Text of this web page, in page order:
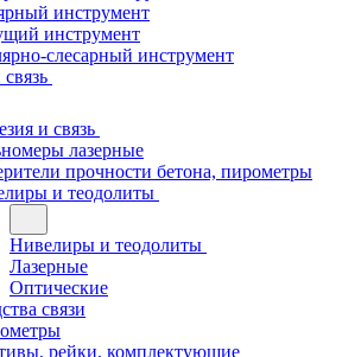
инструмент
инструмент
слесарный инструмент
и связь
лазерные
прочности бетона, пирометры
и теодолиты
Нивелиры и теодолиты
Лазерные
Оптические
связи
рейки, комплектующие